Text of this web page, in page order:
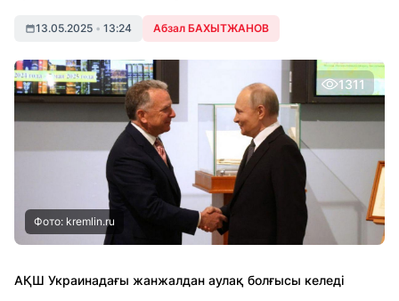
13.05.2025 • 13:24 Абзал БАХЫТЖАНОВ
1311
Фото: kremlin.ru
АҚШ Украинадағы жанжалдан аулақ болғысы келеді